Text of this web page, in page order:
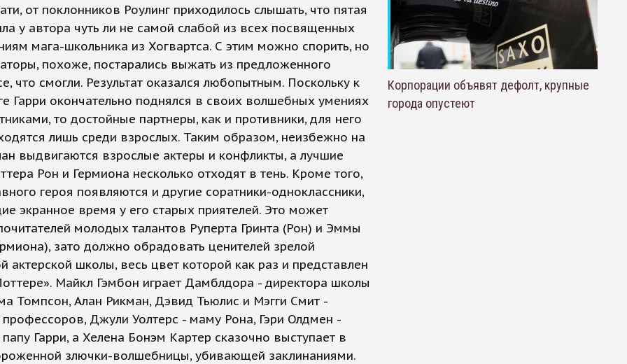
от поклонников Роулинг приходилось слышать, что пятая
у автора чуть ли не самой слабой из всех посвященных
мага-школьника из Хогвартса. С этим можно спорить, но
похоже, постарались выжать из предложенного
что смогли. Результат оказался любопытным. Поскольку к
Гарри окончательно поднялся в своих волшебных умениях
то достойные партнеры, как и противники, для него
лишь среди взрослых. Таким образом, неизбежно на
выдвигаются взрослые актеры и конфликты, а лучшие
Рон и Гермиона несколько отходят в тень. Кроме того,
героя появляются и другие соратники-одноклассники,
экранное время у его старых приятелей. Это может
молодых талантов Руперта Гринта (Рон) и Эммы
зато должно обрадовать ценителей зрелой
актерской школы, весь цвет которой как раз и представлен
Майкл Гэмбон играет Дамблдора - директора школы
Томпсон, Алан Рикман, Дэвид Тьюлис и Мэгги Смит -
Джули Уолтерс - маму Рона, Гэри Олдмен -
папу Гарри, а Хелена Бонэм Картер сказочно выступает в
злючки-волшебницы, убивающей заклинаниями.
Корпорации объявят дефолт, крупные
города опустеют